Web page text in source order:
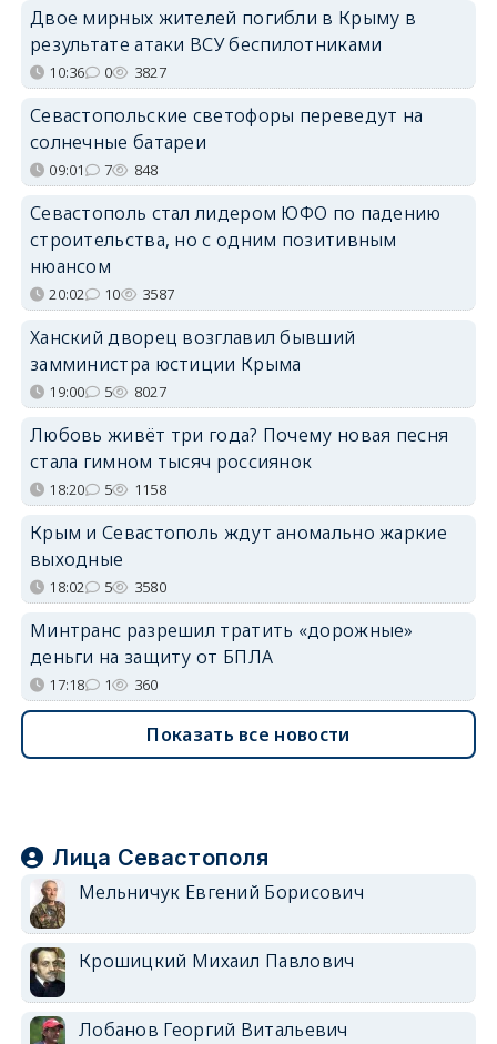
Двое мирных жителей погибли в Крыму в
результате атаки ВСУ беспилотниками
10:36 0 3827
Севастопольские светофоры переведут на
солнечные батареи
09:01 7 848
Севастополь стал лидером ЮФО по падению
строительства, но с одним позитивным
нюансом
20:02 10 3587
Ханский дворец возглавил бывший
замминистра юстиции Крыма
19:00 5 8027
Любовь живёт три года? Почему новая песня
стала гимном тысяч россиянок
18:20 5 1158
Крым и Севастополь ждут аномально жаркие
выходные
18:02 5 3580
Минтранс разрешил тратить «дорожные»
деньги на защиту от БПЛА
17:18 1 360
Показать все новости
Лица Севастополя
Мельничук Евгений Борисович
Крошицкий Михаил Павлович
Лобанов Георгий Витальевич